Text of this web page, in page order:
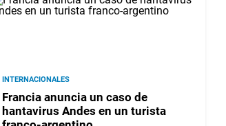
INTERNACIONALES
Francia anuncia un caso de
hantavirus Andes en un turista